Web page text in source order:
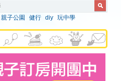
親子公園 健行 diy 玩中學